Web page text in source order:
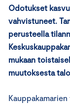
Odotukset
vahvistuneet.
perusteella
mukaan
muutoksesta